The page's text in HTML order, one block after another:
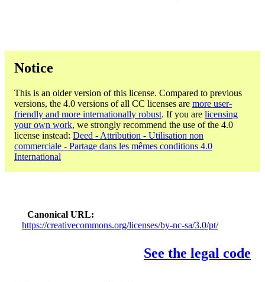
Notice
This is an older version of this license. Compared to previous
versions, the 4.0 versions of all CC licenses are more user-
friendly and more internationally robust. If you are licensing
your own work, we strongly recommend the use of the 4.0
license instead: Deed - Attribution - Utilisation non
commerciale - Partage dans les mêmes conditions 4.0
International
Canonical URL
https://creativecommons.org/licenses/by-nc-sa/3.0/pt/
See the legal code